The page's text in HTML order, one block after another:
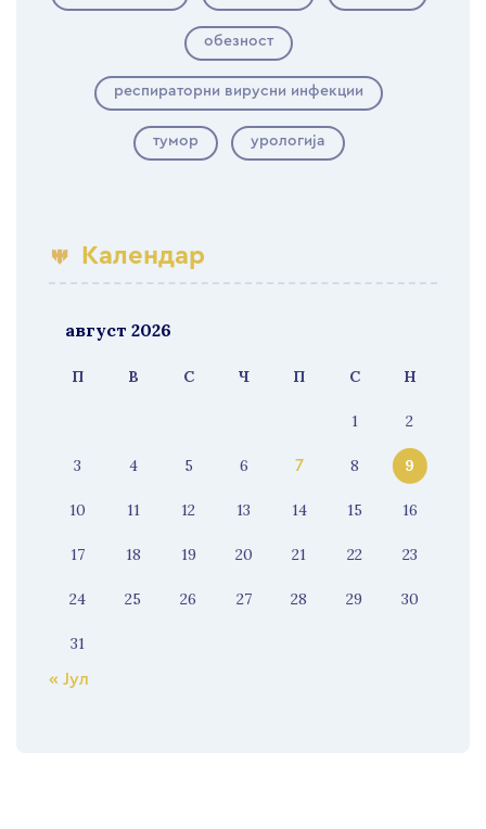
обезност
респираторни вирусни инфекции
тумор урологија
Календар
август 2026
П В С Ч П С Н
1 2
3 4 5 6 7 8 9
10 11 12 13 14 15 16
17 18 19 20 21 22 23
24 25 26 27 28 29 30
31
« Јул